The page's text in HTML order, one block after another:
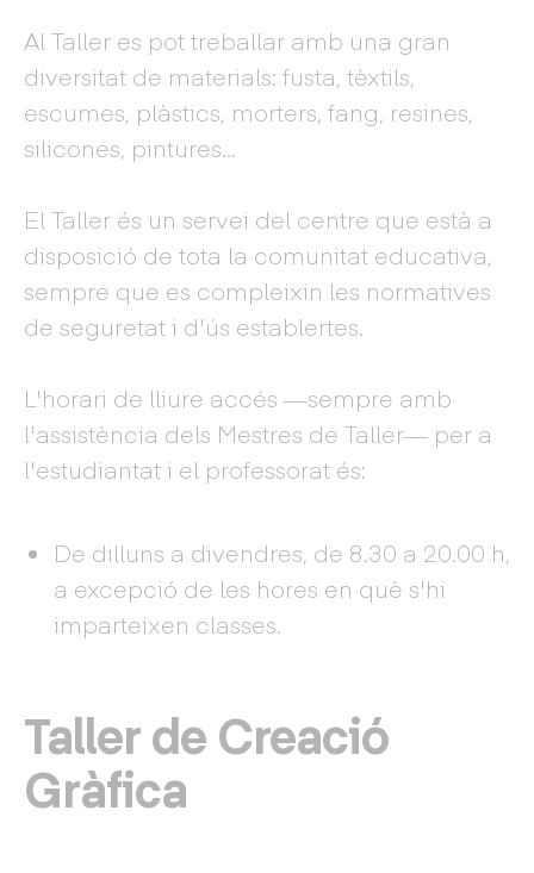
Al Taller es pot treballar amb una gran
diversitat de materials: fusta, tèxtils,
escumes, plàstics, morters, fang, resines,
silicones, pintures...
El Taller és un servei del centre que està a
disposició de tota la comunitat educativa,
sempre que es compleixin les normatives
de seguretat i d'ús establertes.
L'horari de lliure accés —sempre amb
l'assistència dels Mestres de Taller— per a
l'estudiantat i el professorat és:
De dilluns a divendres, de 8.30 a 20.00 h,
a excepció de les hores en què s'hi
imparteixen classes.
Taller de Creació
Gràfica